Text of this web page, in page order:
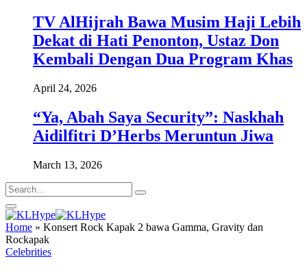
TV AlHijrah Bawa Musim Haji Lebih
Dekat di Hati Penonton, Ustaz Don
Kembali Dengan Dua Program Khas
April 24, 2026
“Ya, Abah Saya Security”: Naskhah
Aidilfitri D’Herbs Meruntun Jiwa
March 13, 2026
Home » Konsert Rock Kapak 2 bawa Gamma, Gravity dan
Rockapak
Celebrities